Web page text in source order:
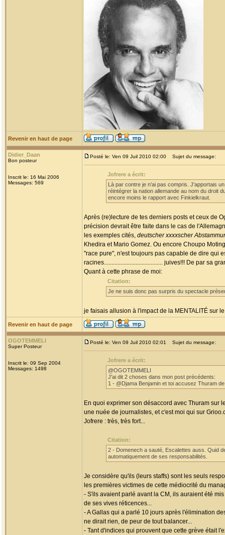
Revenir en haut de page
Didier_Daan
Bon posteur
Inscrit le: 16 Mai 2006
Messages: 569
Posté le: Ven 09 Juil 2010 02:00 Sujet du message:
Jofrere a écrit:
Là par contre je n'ai pas compris. J'apportais
réintégrer la nation allemande au nom du droit
encore moins le rapport avec Finkielkraut.
Après (re)lecture de tes derniers posts et ceux de
précision devrait être faite dans le cas de
les exemples cités, deutscher xxxxscher
Khedira et Mario Gomez. Ou encore Choupo
"race pure", n'est toujours pas capable de dire qui
racines....................................... juives!!! De par sa
Quant à cette phrase de moi:
Citation:
Je ne suis donc pas surpris du spectacle
je faisais allusion à l'impact de la MENTALITÉ sur
Revenir en haut de page
OGOTEMMELI
Super Posteur
Inscrit le: 09 Sep 2004
Messages: 1498
Posté le: Ven 09 Juil 2010 02:01 Sujet du message:
Jofrere a écrit:
@OGOTEMMELI
J'ai dit 2 choses dans mon post précédents:
1 - @Djama Benjamin et toi accusez Thuram
En quoi exprimer son désaccord avec Thuram sur
une nuée de journalistes, et c'est moi qui sur
Jofrere : très, très fort...
Citation:
2 - Domenech a sauté, Escalettes auss. Quid
automatiquement de ses responsabilités.
Je considère qu'ils (leurs staffs) sont les seuls
les premières victimes de cette médiocrité du
- S'ils avaient parlé avant la CM, ils auraient été
de ses vives réticences...
- A Gallas qui a parlé 10 jours après l'élimination
ne dirait rien, de peur de tout balancer...
- Tant d'indices qui prouvent que cette grève était